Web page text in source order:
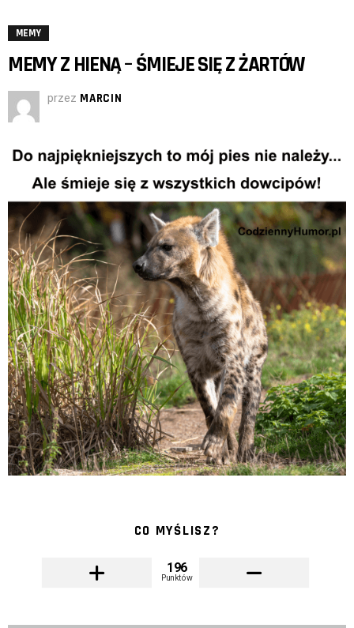
MEMY
MEMY Z HIENĄ – ŚMIEJE SIĘ Z ŻARTÓW
przez MARCIN
CO MYŚLISZ?
196
Punktów